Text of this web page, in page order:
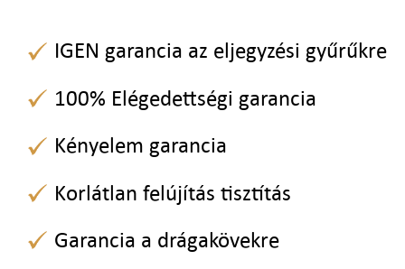
IGEN garancia az eljegyzési gyűrűkre
100% Elégedettségi garancia
Kényelem garancia
Korlátlan felújítás tisztítás
Garancia a drágakövekre